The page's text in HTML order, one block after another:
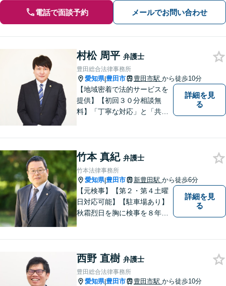
電話で面談予約 メールでお問い合わせ
村松 周平 弁護士
豊田総合法律事務所
愛知県|豊田市 豊田市駅 から徒歩10分
【地域密着で法的サービスを
提供】【初回３０分相談無
料】「丁寧な対応」と「共
詳細を見
る
竹本 真紀 弁護士
竹本法律事務所
愛知県|豊田市 新豊田駅 から徒歩6分
【元検事】【第２・第４土曜
日対応可能】【駐車場あり】
秋霜烈日を胸に検事を８年，
添い，「この地域」の方々の
悩みに対して一緒に解決を目
指したいと思います。お待ち
詳細を見
る
西野 直樹 弁護士
豊田総合法律事務所
愛知県|豊田市 豊田市駅 から徒歩10分